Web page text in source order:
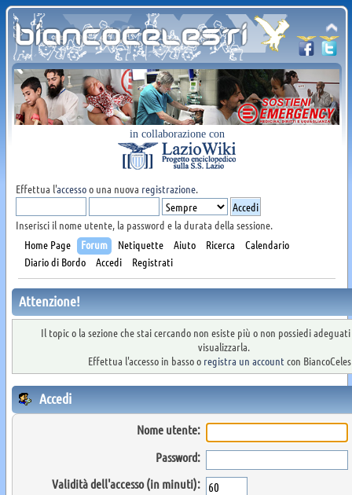
in collaborazione con
Effettua l'accessoo una nuova registrazione.
Inserisci il nome utente, la password e la durata della sessione.
Home Page
Forum Netiquette Aiuto Ricerca
Calendario
Diario di Bordo
Accedi Registrati
Attenzione!
Il topic o la sezione che stai cercando non esiste più o non possiedi
visualizzarla.
Effettua l'accesso in basso o registra un account con
Accedi
Nome utente:
Password:
Validità dell'accesso (in minuti):